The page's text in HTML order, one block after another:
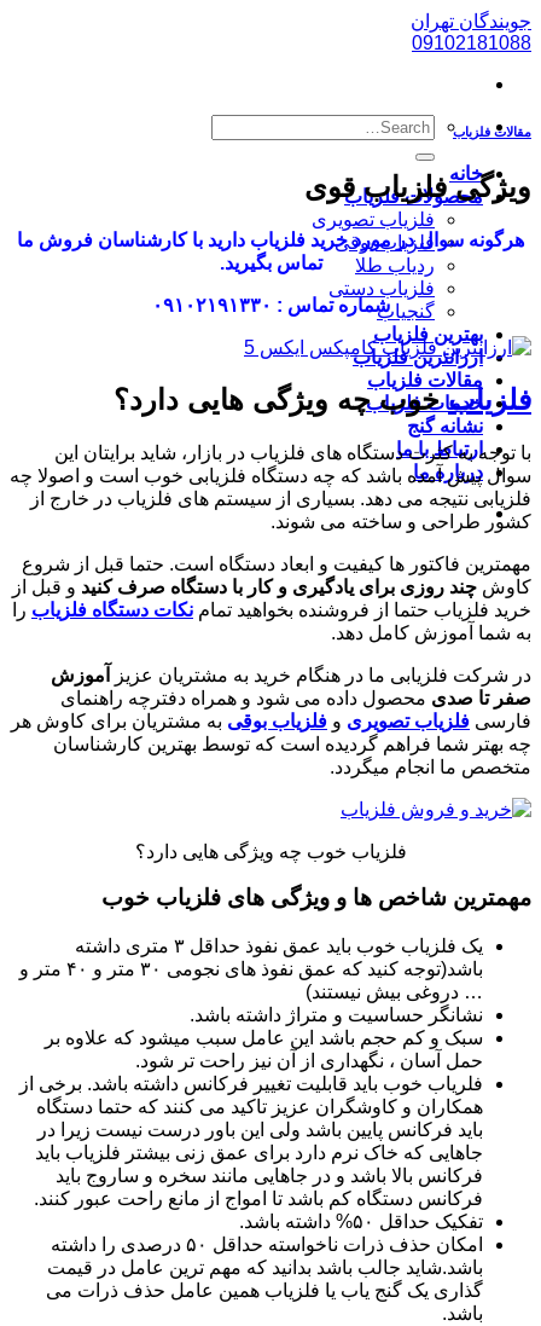
پرش
به
جویندگان تهران
09102181088
خانه
محصولات فلزیاب
فلزیاب تصویری
فلزیاب بوقی
ردیاب طلا
فلزیاب دستی
گنجیاب
بهترین فلزیاب
ارزانترین فلزیاب
مقالات فلزیاب
خدمات فلزیاب
نشانه گنج
ارتباط با ما
درباره ما
مقالات فلزیاب
ویژگی فلزیاب قوی
هرگونه سوال در مورد خرید فلزیاب دارید با کارشناسان فروش ما
تماس بگیرید.
شماره تماس : ۰۹۱۰۲۱۹۱۳۳۰
فلزیابخوب چه ویژگی هایی دارد؟
با توجه به کثرت دستگاه های فلزیاب در بازار، شاید برایتان این
سوال پیش آمده باشد که چه دستگاه فلزیابی خوب است و اصولا چه
فلزیابی نتیجه می دهد. بسیاری از سیستم های فلزیاب در خارج از
کشور طراحی و ساخته می شوند.
مهمترین فاکتور ها کیفیت و ابعاد دستگاه است. حتما قبل از شروع
کاوش چند روزی برای یادگیری و کار با دستگاه صرف کنید و قبل از
خرید فلزیاب حتما از فروشنده بخواهید تمام نکات دستگاه فلزیاب را
به شما آموزش کامل دهد.
در شرکت فلزیابی ما در هنگام خرید به مشتریان عزیز
آموزش
صفر تا صدی محصول داده می شود و همراه دفترچه راهنمای
فارسی فلزیاب تصویری و فلزیاب بوقی به مشتریان برای کاوش هر
چه بهتر شما فراهم گردیده است که توسط بهترین کارشناسان
متخصص ما انجام میگردد.
فلزیاب خوب چه ویژگی هایی دارد؟
مهمترین شاخص ها و ویژگی های فلزیاب خوب
یک فلزیاب خوب باید عمق نفوذ حداقل ۳ متری داشته
باشد(توجه کنید که عمق نفوذ های نجومی ۳۰ متر و ۴۰ متر و
… دروغی بیش نیستند)
نشانگر حساسیت و متراژ داشته باشد.
سبک و کم حجم باشد این عامل سبب میشود که علاوه بر
حمل آسان ، نگهداری از آن نیز راحت تر شود.
فلریاب خوب باید قابلیت تغییر فرکانس داشته باشد. برخی از
همکاران و کاوشگران عزیز تاکید می کنند که حتما دستگاه
باید فرکانس پایین باشد ولی این باور درست نیست زیرا در
جاهایی که خاک نرم دارد برای عمق زنی بیشتر فلزیاب باید
فرکانس بالا باشد و در جاهایی مانند سخره و ساروج باید
فرکانس دستگاه کم باشد تا امواج از مانع راحت عبور کنند.
تفکیک حداقل ۵۰% داشته باشد.
امکان حذف ذرات ناخواسته حداقل ۵۰ درصدی را داشته
باشد.شاید جالب باشد بدانید که مهم ترین عامل در قیمت
گذاری یک گنج یاب یا فلزیاب همین عامل حذف ذرات می
باشد.